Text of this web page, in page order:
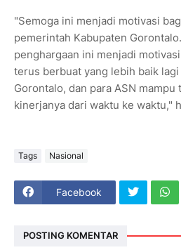
"Semoga ini menjadi motivasi
pemerintah Kabupaten
penghargaan ini menjadi
terus berbuat yang lebih baik
Gorontalo, dan para ASN
kinerjanya dari waktu ke waktu,"
Tags Nasional
Facebook
POSTING KOMENTAR